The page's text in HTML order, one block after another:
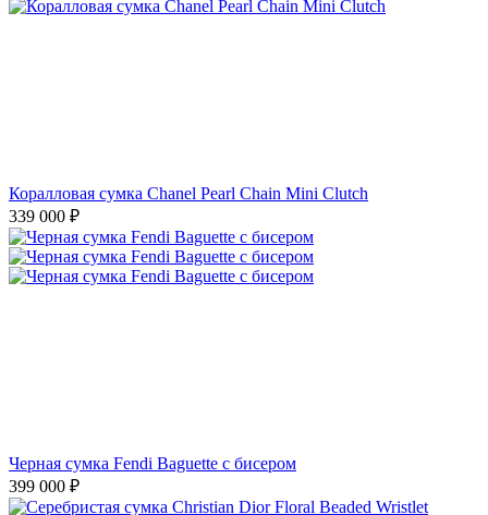
Коралловая сумка Chanel Pearl Chain Mini Clutch
339 000 ₽
Черная сумка Fendi Baguette с бисером
399 000 ₽